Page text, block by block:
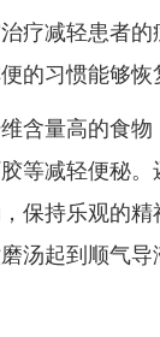
疗减轻患者
的习惯能够恢
含量高的食物
等减轻便秘
保持乐观的
汤起到顺气